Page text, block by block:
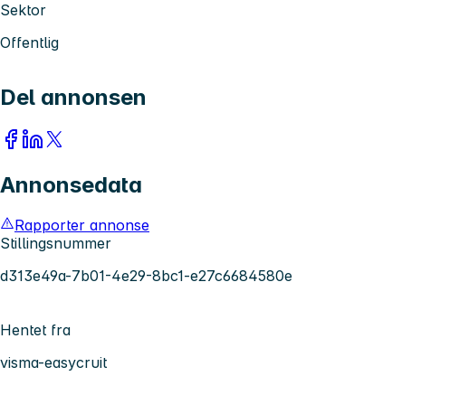
Sektor
Offentlig
Del annonsen
Annonsedata
Rapporter annonse
Stillingsnummer
d313e49a-7b01-4e29-8bc1-e27c6684580e
Hentet fra
visma-easycruit